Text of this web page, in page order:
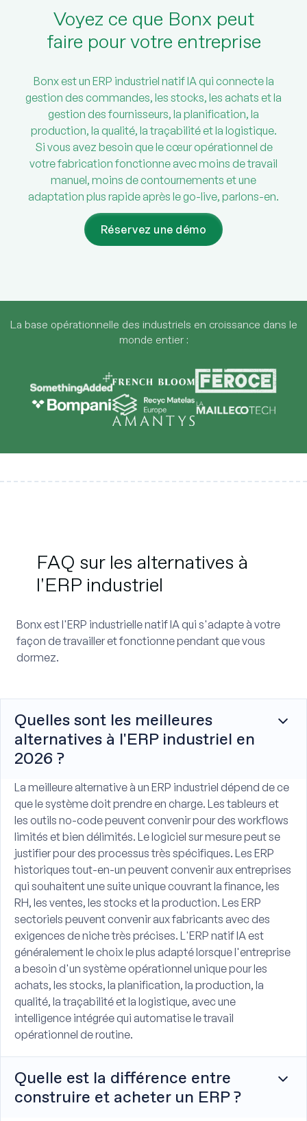
Voyez ce que Bonx peut
faire pour votre entreprise
Bonx est un ERP industriel natif IA qui connecte la
gestion des commandes, les stocks, les achats et la
gestion des fournisseurs, la planification, la
production, la qualité, la traçabilité et la logistique.
Si vous avez besoin que le cœur opérationnel de
votre fabrication fonctionne avec moins de travail
manuel, moins de contournements et une
adaptation plus rapide après le go-live, parlons-en.
Réservez une démo
La base opérationnelle des industriels en croissance dans le
monde entier :
FAQ sur les alternatives à
l'ERP industriel
Bonx est l'ERP industrielle natif IA qui s'adapte à votre
façon de travailler et fonctionne pendant que vous
dormez.
Quelles sont les meilleures
alternatives à l'ERP industriel en
2026 ?
La meilleure alternative à un ERP industriel dépend de ce
que le système doit prendre en charge. Les tableurs et
les outils no-code peuvent convenir pour des workflows
limités et bien délimités. Le logiciel sur mesure peut se
justifier pour des processus très spécifiques. Les ERP
historiques tout-en-un peuvent convenir aux entreprises
qui souhaitent une suite unique couvrant la finance, les
RH, les ventes, les stocks et la production. Les ERP
sectoriels peuvent convenir aux fabricants avec des
exigences de niche très précises. L'ERP natif IA est
généralement le choix le plus adapté lorsque l'entreprise
a besoin d'un système opérationnel unique pour les
achats, les stocks, la planification, la production, la
qualité, la traçabilité et la logistique, avec une
intelligence intégrée qui automatise le travail
opérationnel de routine.
Quelle est la différence entre
construire et acheter un ERP ?